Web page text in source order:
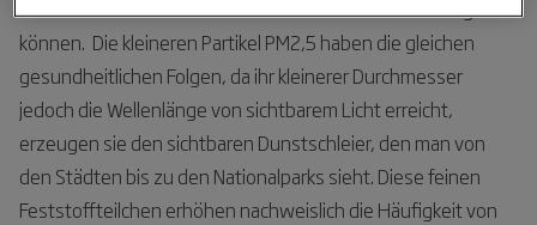
Partikel die Gesundheit der betroffenen Person schädigen
können. Die kleineren Partikel PM2,5 haben die gleichen
gesundheitlichen Folgen, da ihr kleinerer Durchmesser
jedoch die Wellenlänge von sichtbarem Licht erreicht,
erzeugen sie den sichtbaren Dunstschleier, den man von
den Städten bis zu den Nationalparks sieht. Diese feinen
Feststoffteilchen erhöhen nachweislich die Häufigkeit von